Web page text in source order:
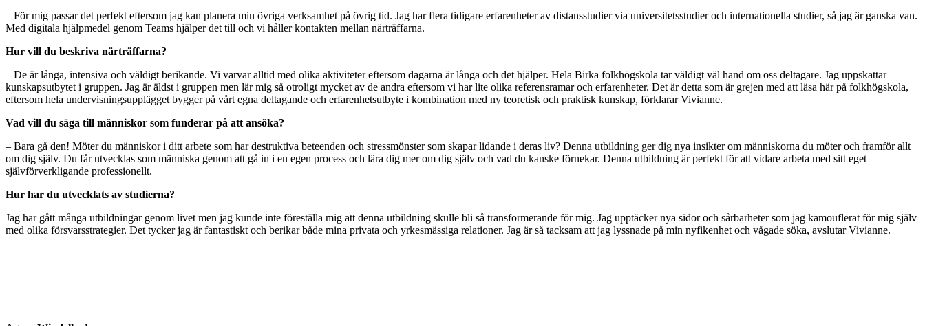
– För mig passar det perfekt eftersom jag kan planera min övriga verksamhet på övrig tid. Jag har flera tidigare erfarenheter av distansstudier via universitetsstudier och internationella studier, så jag är ganska van.
Med digitala hjälpmedel genom Teams hjälper det till och vi håller kontakten mellan närträffarna.
Hur vill du beskriva närträffarna?
– De är långa, intensiva och väldigt berikande. Vi varvar alltid med olika aktiviteter eftersom dagarna är långa och det hjälper. Hela Birka folkhögskola tar väldigt väl hand om oss deltagare. Jag uppskattar
kunskapsutbytet i gruppen. Jag är äldst i gruppen men lär mig så otroligt mycket av de andra eftersom vi har lite olika referensramar och erfarenheter. Det är detta som är grejen med att läsa här på folkhögskola,
eftersom hela undervisningsupplägget bygger på vårt egna deltagande och erfarenhetsutbyte i kombination med ny teoretisk och praktisk kunskap, förklarar Vivianne.
Vad vill du säga till människor som funderar på att ansöka?
– Bara gå den! Möter du människor i ditt arbete som har destruktiva beteenden och stressmönster som skapar lidande i deras liv? Denna utbildning ger dig nya insikter om människorna du möter och framför allt
om dig själv. Du får utvecklas som människa genom att gå in i en egen process och lära dig mer om dig själv och vad du kanske förnekar. Denna utbildning är perfekt för att vidare arbeta med sitt eget
självförverkligande professionellt.
Hur har du utvecklats av studierna?
Jag har gått många utbildningar genom livet men jag kunde inte föreställa mig att denna utbildning skulle bli så transformerande för mig. Jag upptäcker nya sidor och sårbarheter som jag kamouflerat för mig själv
med olika försvarsstrategier. Det tycker jag är fantastiskt och berikar både mina privata och yrkesmässiga relationer. Jag är så tacksam att jag lyssnade på min nyfikenhet och vågade söka, avslutar Vivianne.